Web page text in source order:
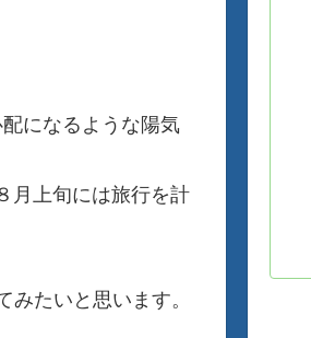
になるような陽気
月上旬には旅行を計
たいと思います。